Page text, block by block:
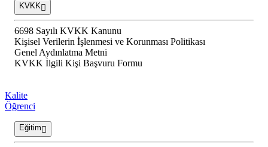
KVKK
6698 Sayılı KVKK Kanunu
Kişisel Verilerin İşlenmesi ve Korunması Politikası
Genel Aydınlatma Metni
KVKK İlgili Kişi Başvuru Formu
Kalite
Öğrenci
Eğitim